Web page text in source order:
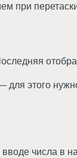
при
этого
числа в